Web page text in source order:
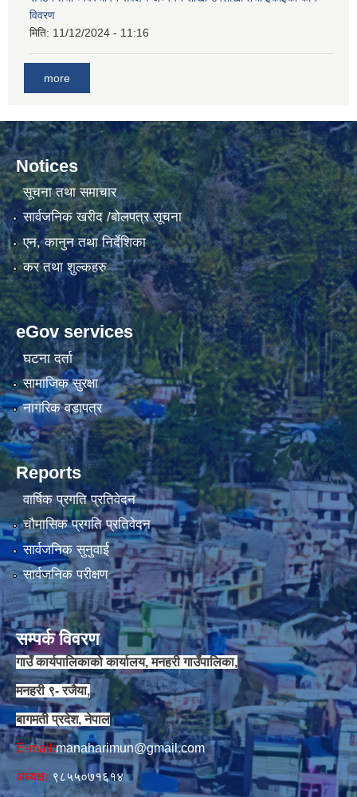
विवरण
मिति: 11/12/2024 - 11:16
more
Notices
सूचना तथा समाचार
सार्वजनिक खरीद /बोलपत्र सूचना
एन, कानुन तथा निर्देशिका
कर तथा शुल्कहरु
eGov services
घटना दर्ता
सामाजिक सुरक्षा
नागरिक वडापत्र
Reports
वार्षिक प्रगति प्रतिवेदन
चौमासिक प्रगति प्रतिवेदन
सार्वजनिक सुनुवाई
सार्वजनिक परीक्षण
सम्पर्क विवरण
गाउँ कार्यपालिकाको कार्यालय, मनहरी गाउँपालिका,
मनहरी ९- रजैया,
बागमती प्रदेश, नेपाल
E-mail:manaharimun@gmail.com
अध्यक्षः ९८५५०७१६१४